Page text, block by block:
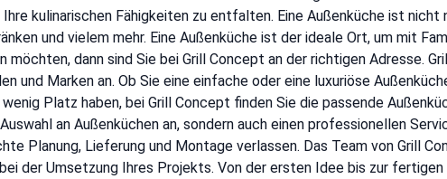
kulinarischen Fähigkeiten zu entfalten. Eine Außenküche ist
und vielem mehr. Eine Außenküche ist der ideale Ort, um mit
möchten, dann sind Sie bei Grill Concept an der richtigen Adresse.
und Marken an. Ob Sie eine einfache oder eine luxuriöse
Platz haben, bei Grill Concept finden Sie die passende
an Außenküchen an, sondern auch einen professionellen
Planung, Lieferung und Montage verlassen. Das Team von Grill
der Umsetzung Ihres Projekts. Von der ersten Idee bis zur